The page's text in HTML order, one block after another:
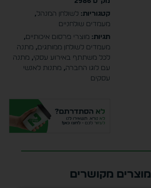
קטגוריות: לשולחן המנהל,
מעמדים שולחניים
תגיות: מוצרי פרסום איכותיים,
מעמדים לשולחן ממותגים, מתנה
לכל משתתף באירוע עסקי, מתנה
עם לוגו החברה, מתנות לאנשי
עסקים
מוצרים מקושרים